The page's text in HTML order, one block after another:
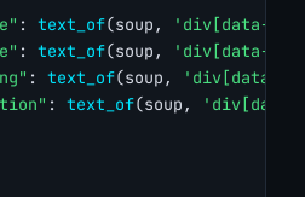
: text_of(soup,
'div[data-
: text_of(soup,
'div[data-
: text_of(soup,
'div[data-
: text_of(soup,
'div[data-